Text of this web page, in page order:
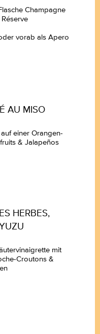
Champagne
vorab als Apero
AU MISO
einer Orangen-
& Jalapeños
HERBES,
mit
Croutons &